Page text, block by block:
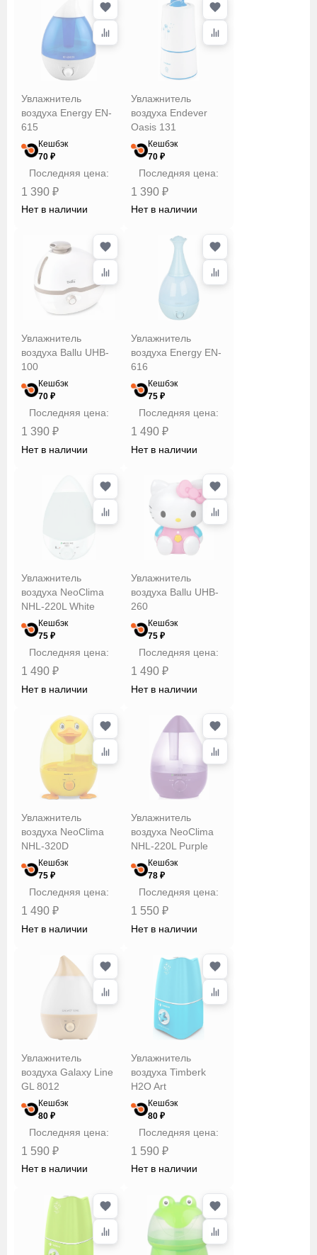
Увлажнитель
воздуха Energy EN-
615
Кешбэк
70 ₽
Последняя цена:
1 390 ₽
Нет в наличии
Увлажнитель
воздуха Endever
Oasis 131
Кешбэк
70 ₽
Последняя цена:
1 390 ₽
Нет в наличии
Увлажнитель
воздуха Ballu UHB-
100
Кешбэк
70 ₽
Последняя цена:
1 390 ₽
Нет в наличии
Увлажнитель
воздуха Energy EN-
616
Кешбэк
75 ₽
Последняя цена:
1 490 ₽
Нет в наличии
Увлажнитель
воздуха NeoClima
NHL-220L White
Кешбэк
75 ₽
Последняя цена:
1 490 ₽
Нет в наличии
Увлажнитель
воздуха Ballu UHB-
260
Кешбэк
75 ₽
Последняя цена:
1 490 ₽
Нет в наличии
Увлажнитель
воздуха NeoClima
NHL-320D
Кешбэк
75 ₽
Последняя цена:
1 490 ₽
Нет в наличии
Увлажнитель
воздуха NeoClima
NHL-220L Purple
Кешбэк
78 ₽
Последняя цена:
1 550 ₽
Нет в наличии
Увлажнитель
воздуха Galaxy Line
GL 8012
Кешбэк
80 ₽
Последняя цена:
1 590 ₽
Нет в наличии
Увлажнитель
воздуха Timberk
H2O Art
Кешбэк
80 ₽
Последняя цена:
1 590 ₽
Нет в наличии